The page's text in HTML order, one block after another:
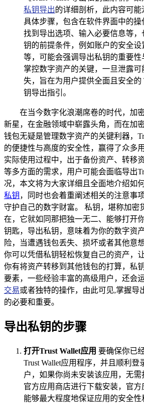
私钥导出的详细剖析，此内容可能
具体步骤，包含在软件界面中的
找到导出选项、输入必要信息等，
钥的前提条件，例如账户的安全设
等，可能会强调导出私钥的重要性
掌控数字资产的关键，一旦泄露可
失，旨在为用户提供全面且安全的
钥导出指引。
在当今数字化浪潮席卷的时代，加
新星，在金融领域中崭露头角，而在加
钱包无疑是管理数字资产的关键利器，
的便捷性与高度的安全性，赢得了众多
实际使用过程中，出于备份资产、转移
等多方面的需求，用户可能会面临导出
况，本文将为大家详细且全面地介绍如
私钥 ，同时也会着重阐述相关的注意事
守护自己的数字财富。 私钥，堪称加密
在，它就如同那把独一无二、能够打开
钥匙，导出私钥，意味着为你的数字资
险，当遭遇钱包丢失、损坏或者其他意
你可以凭借私钥轻松恢复自己的资产，
你有将资产转移到其他钱包的打算，私
要素，一些经验丰富的高级用户，还会
交易或者独特的操作，由此可见,掌握导
的必要和重要。
导出私钥的步骤
打开Trust Wallet应用 要确保你已
Trust Wallet应用程序，并且顺利登
户，如果你尚未安装该应用，无
官方应用商店进行下载安装，官
能够最大程度地保证应用的安全